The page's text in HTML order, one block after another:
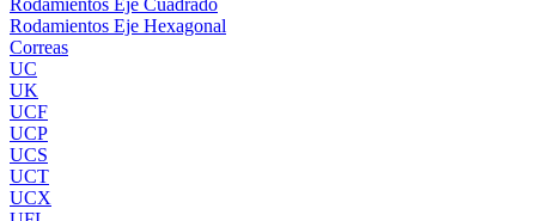
Rodamientos Eje Cuadrado
Rodamientos Eje Hexagonal
Correas
UC
UK
UCF
UCP
UCS
UCT
UCX